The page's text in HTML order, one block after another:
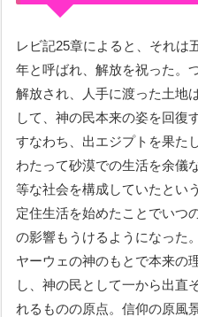
レビ記25章によると、それは
年と呼ばれ、解放を祝った。
解放され、人手に渡った土地
して、神の民本来の姿を回復
すなわち、出エジプトを果た
わたって砂漠での生活を余儀
等な社会を構成していたとい
定住生活を始めたことでいつ
の影響もうけるようになった
ヤーウェの神のもとで本来の
し、神の民として一から出直
れるものの原点。信仰の原風景